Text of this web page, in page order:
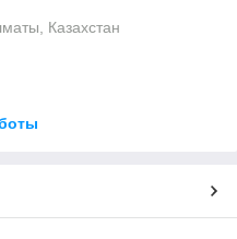
Казахстан